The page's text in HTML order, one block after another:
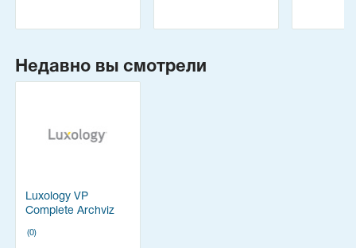
Недавно вы смотрели
Luxology VP
Complete Archviz
(0)